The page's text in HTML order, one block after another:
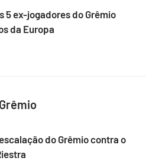
5 ex-jogadores do Grêmio
da Europa
do Grêmio contra o